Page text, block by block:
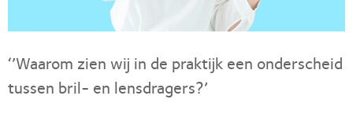
‘’Waarom zien wij in de praktijk een onderscheid
tussen bril- en lensdragers?’